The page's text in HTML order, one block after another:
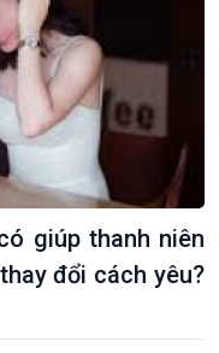
giúp thanh niên
đổi cách yêu?